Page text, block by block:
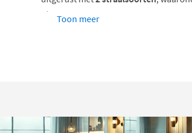
uit
2 maten: 38 cm of 50 cm.
Toon meer